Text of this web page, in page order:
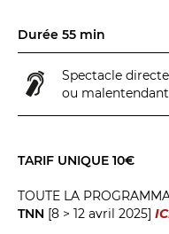
Durée 55 min
Spectacle
ou malentendant
TARIF UNIQUE 10€
TOUTE LA
TNN [8 > 12 avril 2025]